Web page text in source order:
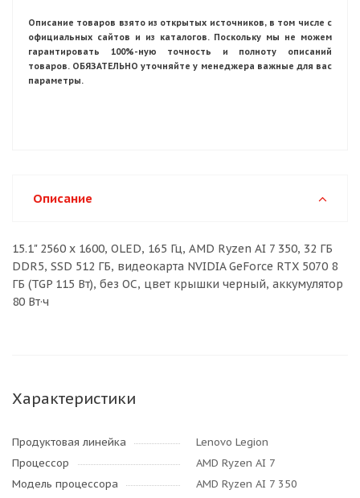
Описание товаров взято из открытых источников, в том числе с
официальных сайтов и из каталогов. Поскольку мы не можем
гарантировать 100%-ную точность и полноту описаний
товаров. ОБЯЗАТЕЛЬНО уточняйте у менеджера важные для вас
параметры.
Описание
15.1" 2560 x 1600, OLED, 165 Гц, AMD Ryzen AI 7 350, 32 ГБ
DDR5, SSD 512 ГБ, видеокарта NVIDIA GeForce RTX 5070 8
ГБ (TGP 115 Вт), без ОС, цвет крышки черный, аккумулятор
80 Вт·ч
Характеристики
Продуктовая линейка
Lenovo Legion
Процессор
AMD Ryzen AI 7
Модель процессора
AMD Ryzen AI 7 350